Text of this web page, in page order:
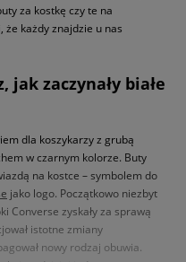
za kostkę czy te na
każdy znajdzie u nas
jak zaczynały białe
dla koszykarzy z grubą
w czarnym kolorze. Buty
na kostce – symbolem do
jako logo. Początkowo niezbyt
Converse zyskały za sprawą
istotne zmiany
nowy rodzaj obuwia.